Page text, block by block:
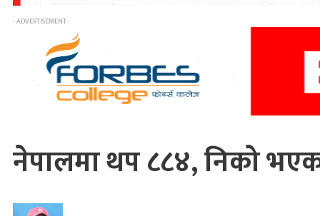
- ADVERTISEMENT -
नेपालमा थप ८८४, निको